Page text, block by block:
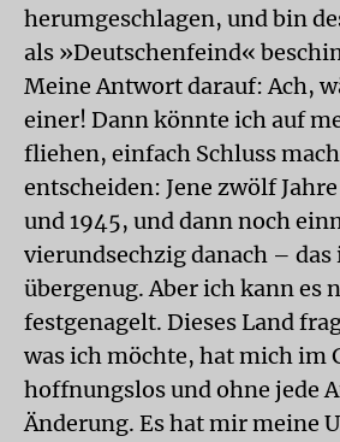
herumgeschlagen, und bin
als »Deutschenfeind«
Meine Antwort darauf: Ach,
einer! Dann könnte ich auf
fliehen, einfach Schluss
entscheiden: Jene zwölf
und 1945, und dann noch
vierundsechzig danach – das
übergenug. Aber ich kann es
festgenagelt. Dieses Land
was ich möchte, hat mich im
hoffnungslos und ohne jede
Änderung. Es hat mir meine